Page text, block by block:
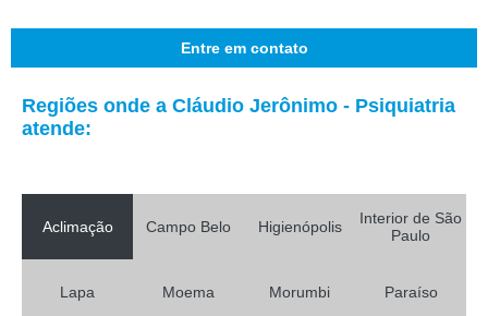
Entre em contato
Regiões onde a Cláudio Jerônimo - Psiquiatria
atende:
Aclimação Campo Belo Higienópolis
Interior de São
Paulo
Lapa Moema Morumbi Paraíso